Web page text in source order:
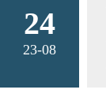
24
23-08